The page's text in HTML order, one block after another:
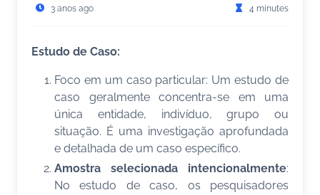
3 anos ago 4 minutes
Estudo de Caso:
Foco em um caso particular: Um estudo de
caso geralmente concentra-se em uma
única entidade, indivíduo, grupo ou
situação. É uma investigação aprofundada
e detalhada de um caso específico.
Amostra selecionada intencionalmente:
No estudo de caso, os pesquisadores